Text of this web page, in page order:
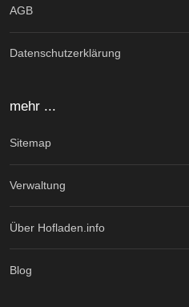
AGB
Datenschutzerklärung
mehr ...
Sitemap
Verwaltung
Über Hofladen.info
Blog